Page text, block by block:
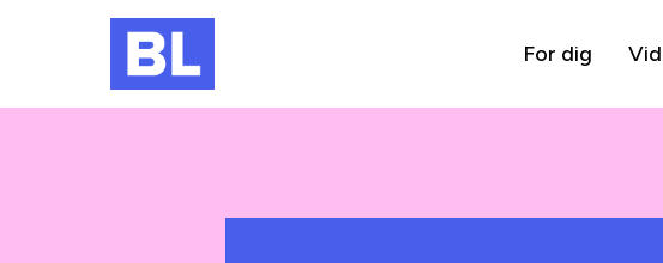
For dig